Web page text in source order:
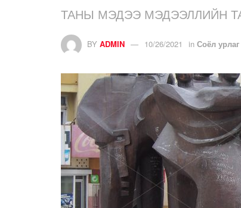
ТАНЫ МЭДЭЭ МЭДЭЭЛЛИЙН
BY ADMIN 10/26/2021 in Соёл урлаг